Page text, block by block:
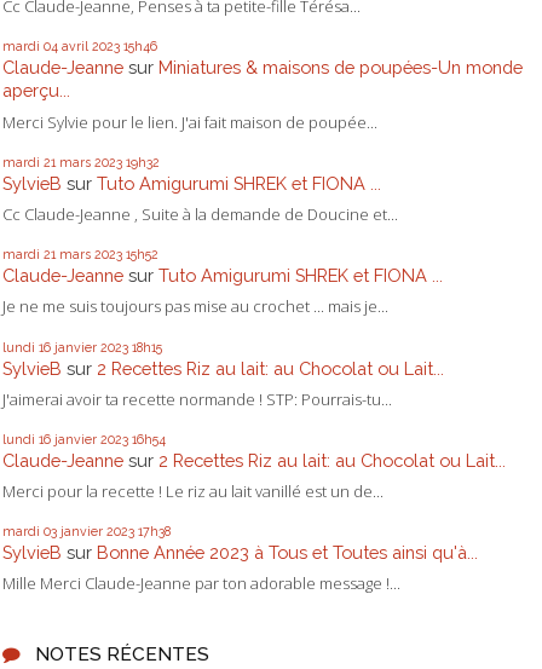
Cc Claude-Jeanne, Penses à ta petite-fille Térésa...
mardi 04 avril 2023 15h46
Claude-Jeanne sur Miniatures & maisons de poupées-Un monde
aperçu...
Merci Sylvie pour le lien. J'ai fait maison de poupée...
mardi 21 mars 2023 19h32
SylvieB sur Tuto Amigurumi SHREK et FIONA ...
Cc Claude-Jeanne , Suite à la demande de Doucine et...
mardi 21 mars 2023 15h52
Claude-Jeanne sur Tuto Amigurumi SHREK et FIONA ...
Je ne me suis toujours pas mise au crochet ... mais je...
lundi 16 janvier 2023 18h15
SylvieB sur 2 Recettes Riz au lait: au Chocolat ou Lait...
J'aimerai avoir ta recette normande ! STP: Pourrais-tu...
lundi 16 janvier 2023 16h54
Claude-Jeanne sur 2 Recettes Riz au lait: au Chocolat ou Lait...
Merci pour la recette ! Le riz au lait vanillé est un de...
mardi 03 janvier 2023 17h38
SylvieB sur Bonne Année 2023 à Tous et Toutes ainsi qu'à...
Mille Merci Claude-Jeanne par ton adorable message !...
NOTES RÉCENTES